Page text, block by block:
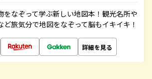
をなぞって学ぶ新しい地図本！観光名所や
ど旅気分で地図をなぞって脳もイキイキ！
詳細を見る